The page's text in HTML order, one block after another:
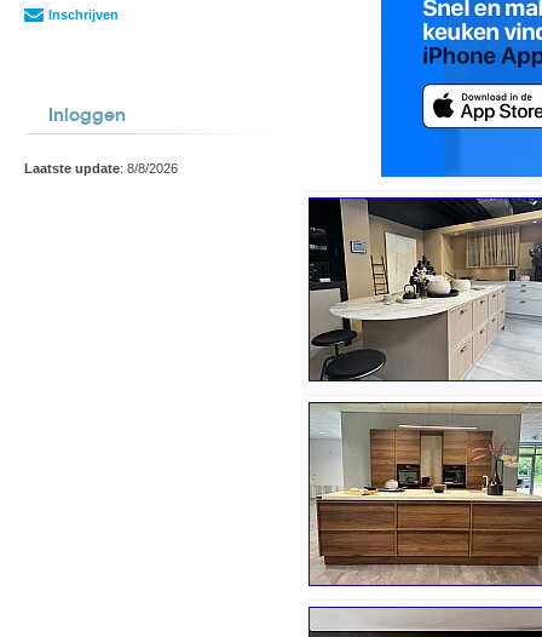
Inschrijven
Inloggen
Laatste update: 8/8/2026